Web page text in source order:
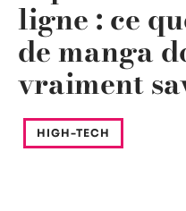
ligne : ce
de manga
vraiment
HIGH-TECH